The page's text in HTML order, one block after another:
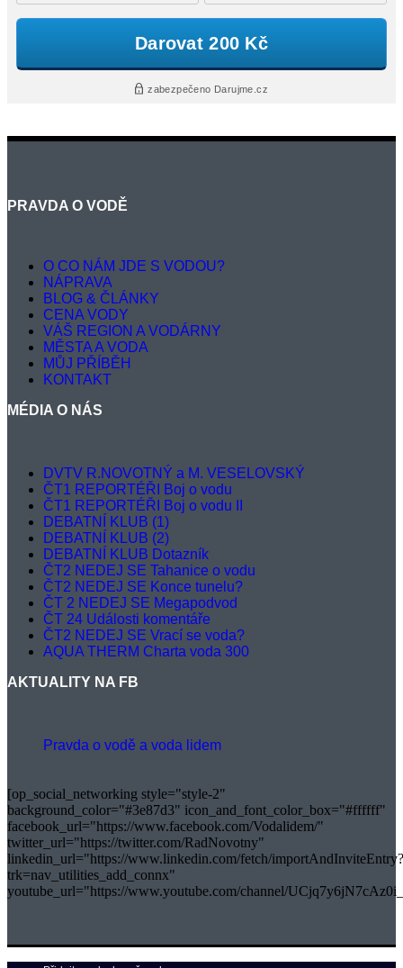
PRAVDA O VODĚ
O CO NÁM JDE S VODOU?
NÁPRAVA
BLOG & ČLÁNKY
CENA VODY
VÁŠ REGION A VODÁRNY
MĚSTA A VODA
MŮJ PŘÍBĚH
KONTAKT
MÉDIA O NÁS
DVTV R.NOVOTNÝ a M. VESELOVSKÝ
ČT1 REPORTÉŘI Boj o vodu
ČT1 REPORTÉŘI Boj o vodu II
DEBATNÍ KLUB (1)
DEBATNÍ KLUB (2)
DEBATNÍ KLUB Dotazník
ČT2 NEDEJ SE Tahanice o vodu
ČT2 NEDEJ SE Konce tunelu?
ČT 2 NEDEJ SE Megapodvod
ČT 24 Události komentáře
ČT2 NEDEJ SE Vrací se voda?
AQUA THERM Charta voda 300
AKTUALITY NA FB
Pravda o vodě a voda lidem
[op_social_networking style="style-2"
background_color="#3e87d3" icon_and_font_color_box="#ffffff"
facebook_url="https://www.facebook.com/Vodalidem/"
twitter_url="https://twitter.com/RadNovotny"
linkedin_url="https://www.linkedin.com/fetch/importAndInviteEntry?
trk=nav_utilities_add_connx"
youtube_url="https://www.youtube.com/channel/